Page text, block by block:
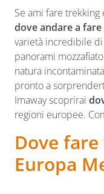
Se ami fare trekking
dove andare a
varietà incredibile
panorami
natura
pronto a
Imaway scoprirai
regioni europee.
Dove
Europa